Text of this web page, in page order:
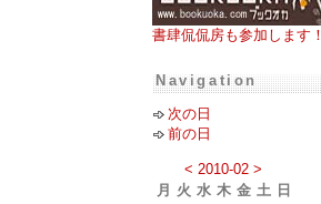
書肆侃侃房も参加します！
Navigation
次の日
前の日
< 2010-02 >
月
火 水 木 金 土 日